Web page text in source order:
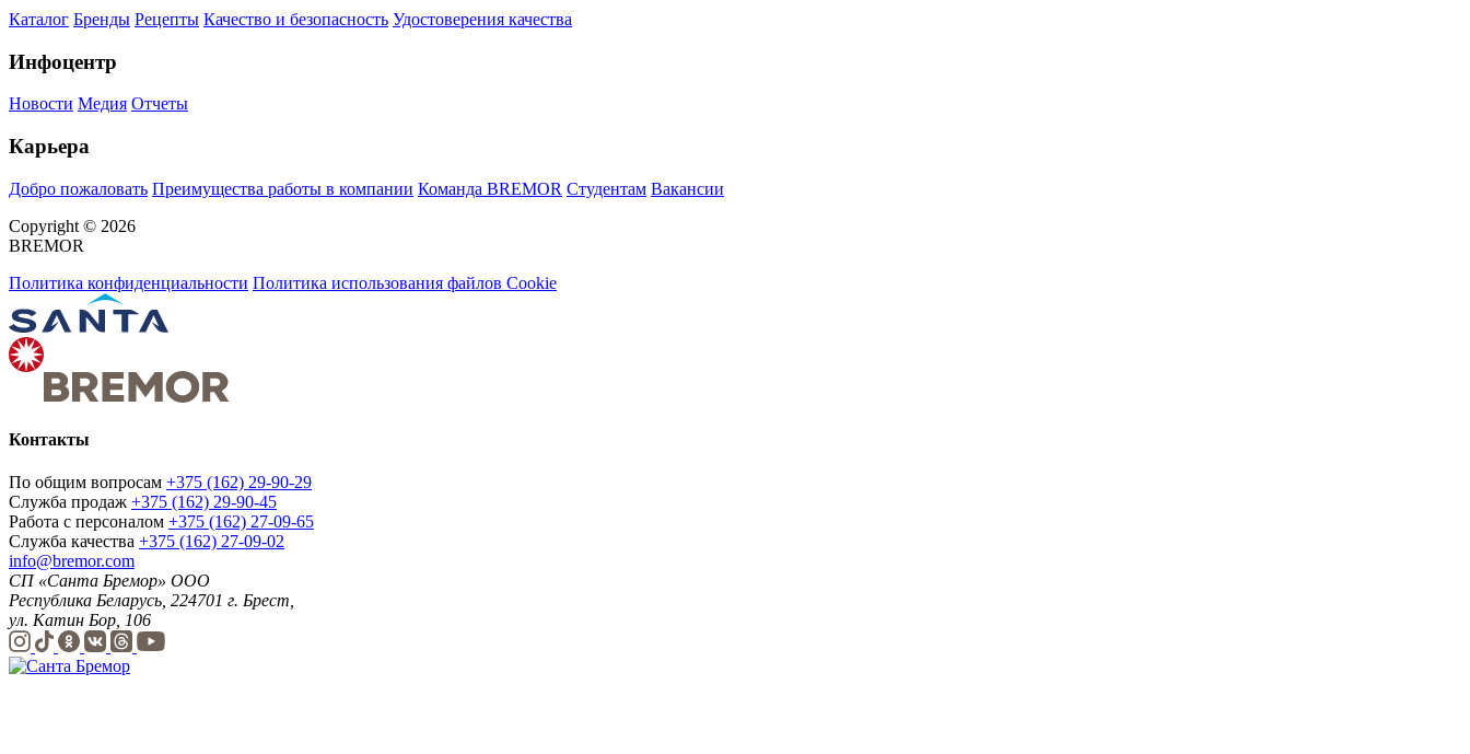
Каталог Бренды Рецепты Качество и безопасность Удостоверения качества
Инфоцентр
Новости Медия Отчеты
Карьера
Добро пожаловать Преимущества работы в компании Команда BREMOR Студентам Вакансии
Copyright © 2026
BREMOR
Политика конфиденциальности Политика использования файлов Cookie
Контакты
По общим вопросам +375 (162) 29-90-29
Служба продаж +375 (162) 29-90-45
Работа с персоналом +375 (162) 27-09-65
Служба качества +375 (162) 27-09-02
info@bremor.com
СП «Санта Бремор» ООО
Республика Беларусь, 224701 г. Брест,
ул. Катин Бор, 106